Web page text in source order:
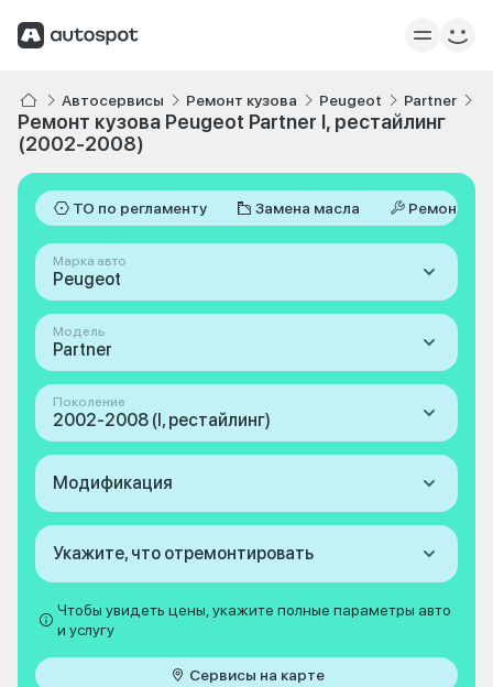
Автосервисы Ремонт кузова Peugeot Partner
Ремонт кузова Peugeot Partner I, рестайлинг
(2002-2008)
ТО по регламенту Замена масла Ремонт
Марка авто
Peugeot
Модель
Partner
Поколение
2002-2008 (I, рестайлинг)
Модификация
Укажите, что отремонтировать
Чтобы увидеть цены, укажите полные параметры авто
и услугу
Сервисы на карте